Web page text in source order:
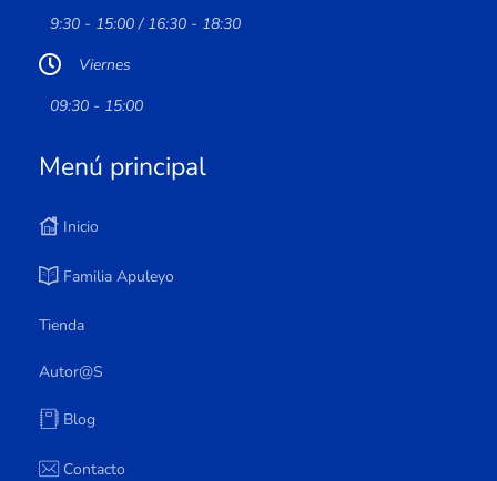
9:30 - 15:00 / 16:30 - 18:30
Viernes
09:30 - 15:00
Menú principal
Inicio
Familia Apuleyo
Tienda
Autor@s
Blog
Contacto